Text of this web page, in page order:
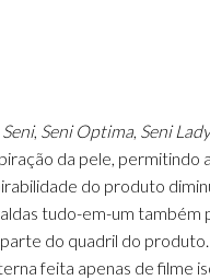
, Seni Optima, Seni Lady
da pele, permitindo
do produto
tudo-em-um também
do quadril do
feita apenas de filme